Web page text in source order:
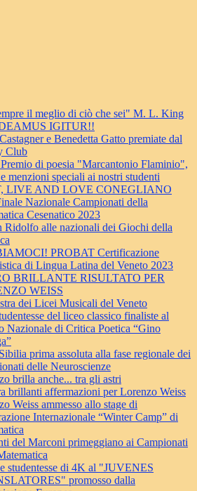
il meglio di ciò che sei" M. L. King
IGITUR!!
e Benedetta Gatto premiate dal
Club
di poesia "Marcantonio Flaminio",
menzioni speciali ai nostri studenti
LIVE AND LOVE CONEGLIANO
Nazionale Campionati della
Cesenatico 2023
Ridolfo alle nazionali dei Giochi della
PROBAT Certificazione
di Lingua Latina del Veneto 2023
BRILLANTE RISULTATO PER
WEISS
dei Licei Musicali del Veneto
del liceo classico finaliste al
Nazionale di Critica Poetica “Gino
prima assoluta alla fase regionale dei
delle Neuroscienze
brilla anche... tra gli astri
brillanti affermazioni per Lorenzo Weiss
Weiss ammesso allo stage di
Internazionale “Winter Camp” di
del Marconi primeggiano ai Campionati
studentesse di 4K al "JUVENES
promosso dalla